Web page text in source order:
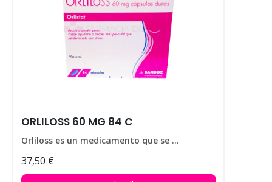
ORLILOSS 60 MG 84 CAPS
Orliloss es un medicamento que se utiliza para ayudar a perder peso en personas que padecen obesidad.
37,50 €